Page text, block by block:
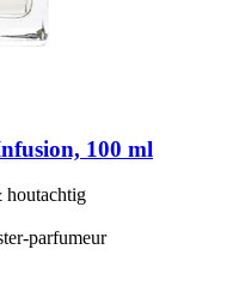
100 ml
houtachtig
parfumeur